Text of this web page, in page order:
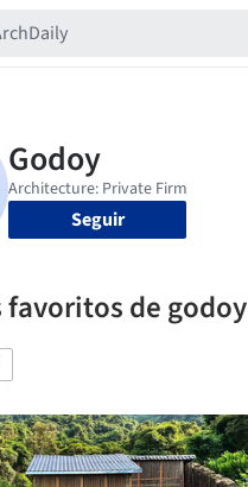
Seguir
favoritos de godoy